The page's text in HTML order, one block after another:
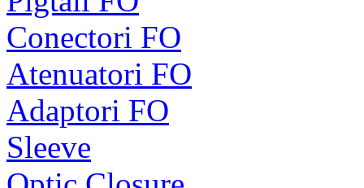
Conectori FO
Atenuatori FO
Adaptori FO
Sleeve